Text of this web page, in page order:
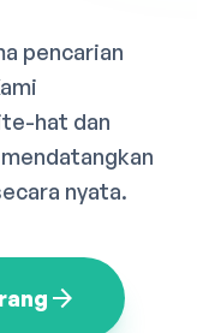
pencarian
hat dan
nyata.
arrow_forward